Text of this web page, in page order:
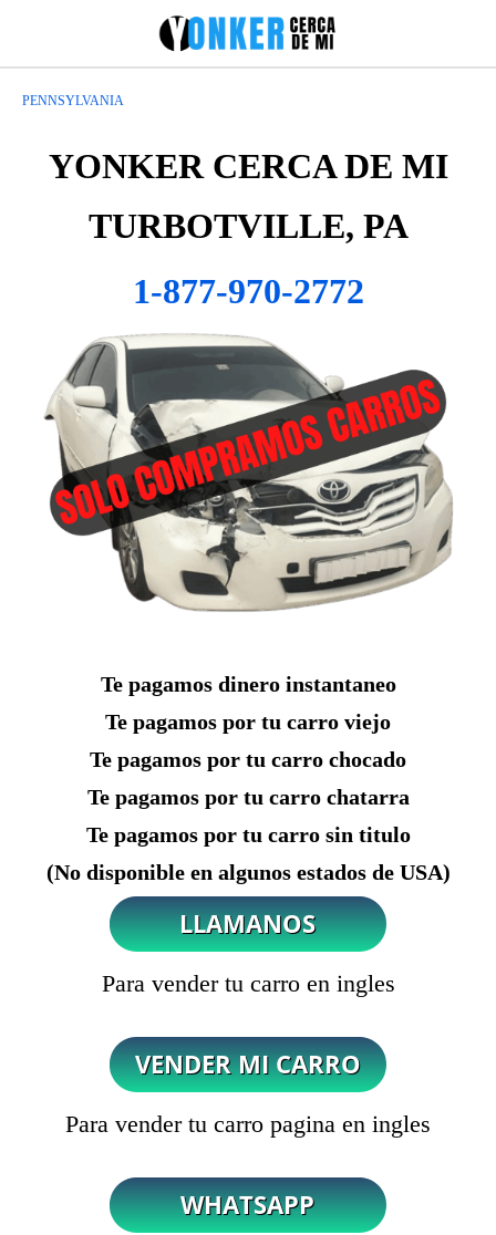
PENNSYLVANIA
YONKER CERCA DE MI
TURBOTVILLE, PA
1-877-970-2772
Te pagamos dinero instantaneo
Te pagamos por tu carro viejo
Te pagamos por tu carro chocado
Te pagamos por tu carro chatarra
Te pagamos por tu carro sin titulo
(No disponible en algunos estados de USA)
Para vender tu carro en ingles
Para vender tu carro pagina en ingles